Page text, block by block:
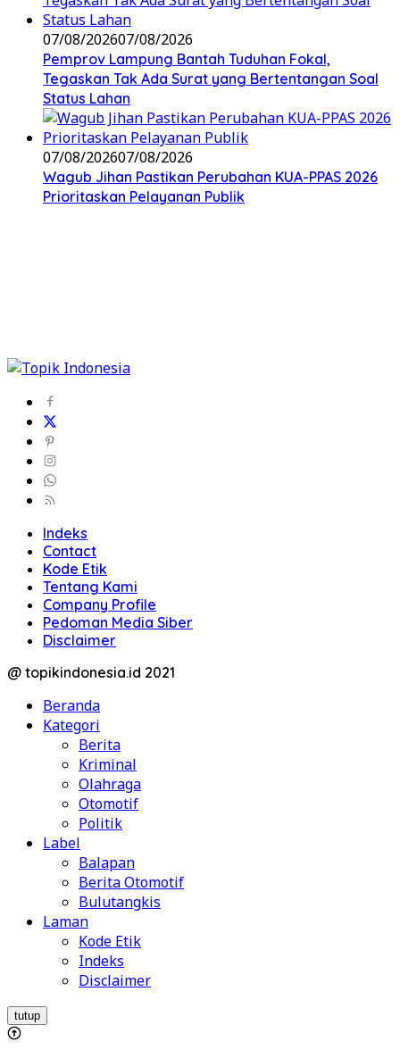
07/08/202607/08/2026
Pemprov Lampung Bantah Tuduhan Fokal,
Tegaskan Tak Ada Surat yang Bertentangan Soal
Status Lahan
07/08/202607/08/2026
Wagub Jihan Pastikan Perubahan KUA-PPAS 2026
Prioritaskan Pelayanan Publik
Indeks
Contact
Kode Etik
Tentang Kami
Company Profile
Pedoman Media Siber
Disclaimer
@ topikindonesia.id 2021
Beranda
Kategori
Berita
Kriminal
Olahraga
Otomotif
Politik
Label
Balapan
Berita Otomotif
Bulutangkis
Laman
Kode Etik
Indeks
Disclaimer
tutup